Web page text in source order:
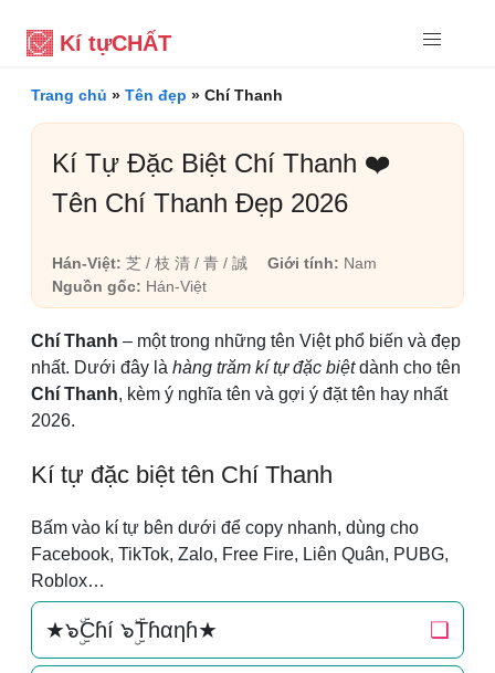
Kí tựCHẤT
Trang chủ » Tên đẹp » Chí Thanh
Kí Tự Đặc Biệt Chí Thanh ❤️
Tên Chí Thanh Đẹp 2026
Hán-Việt: 芝 / 枝 清 / 青 / 誠 Giới tính: Nam
Nguồn gốc: Hán-Việt
Chí Thanh – một trong những tên Việt phổ biến và đẹp
nhất. Dưới đây là hàng trăm kí tự đặc biệtdành cho tên
Chí Thanh, kèm ý nghĩa tên và gợi ý đặt tên hay nhất
2026.
Kí tự đặc biệt tên Chí Thanh
Bấm vào kí tự bên dưới để copy nhanh, dùng cho
Facebook, TikTok, Zalo, Free Fire, Liên Quân, PUBG,
Roblox…
★๖ۣۜCɦí ๖ۣۜTɦαηɦ★ ❏